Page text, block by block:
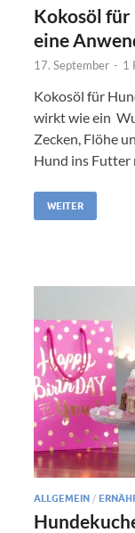
Kokosöl für
eine
17. September - 1
Kokosöl für
wirkt wie ein
Zecken, Flöhe
Hund ins Futter
WEITER
ALLGEMEIN /